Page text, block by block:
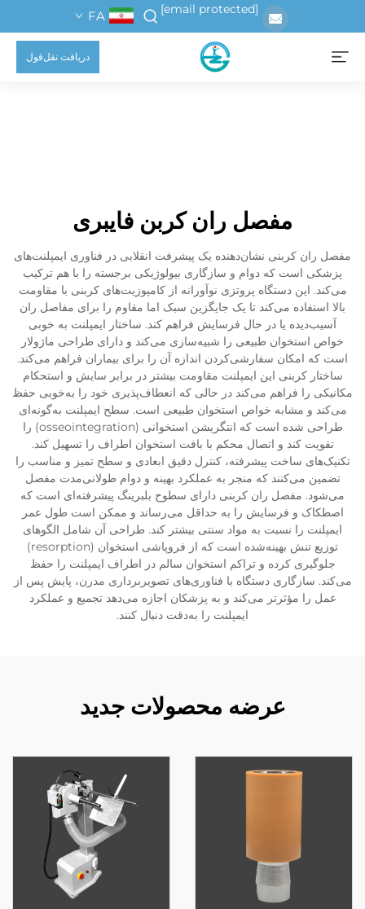
[email protected]
FA
دریافت نقل‌قول
مفصل ران کربن فایبری
مفصل ران کربنی نشان‌دهنده یک پیشرفت انقلابی در فناوری ایمپلنت‌های
پزشکی است که دوام و سازگاری بیولوژیکی برجسته را با هم ترکیب
می‌کند. این دستگاه پروتزی نوآورانه از کامپوزیت‌های کربنی با مقاومت
بالا استفاده می‌کند تا یک جایگزین سبک اما مقاوم را برای مفاصل ران
آسیب‌دیده یا در حال فرسایش فراهم کند. ساختار ایمپلنت به خوبی
خواص استخوان طبیعی را شبیه‌سازی می‌کند و دارای طراحی ماژولار
است که امکان سفارشی‌کردن اندازه آن را برای بیماران فراهم می‌کند.
ساختار کربنی این ایمپلنت مقاومت بیشتر در برابر سایش و استحکام
مکانیکی را فراهم می‌کند در حالی که انعطاف‌پذیری خود را به‌خوبی حفظ
می‌کند و مشابه خواص استخوان طبیعی است. سطح ایمپلنت به‌گونه‌ای
طراحی شده است که انتگریشن استخوانی (osseointegration) را
تقویت کند و اتصال محکم با بافت استخوان اطراف را تسهیل کند.
تکنیک‌های ساخت پیشرفته، کنترل دقیق ابعادی و سطح تمیز و مناسب را
تضمین می‌کنند که منجر به عملکرد بهینه و دوام طولانی‌مدت مفصل
می‌شود. مفصل ران کربنی دارای سطوح بلبرینگ پیشرفته‌ای است که
اصطکاک و فرسایش را به حداقل می‌رساند و ممکن است طول عمر
ایمپلنت را نسبت به مواد سنتی بیشتر کند. طراحی آن شامل الگوهای
توزیع تنش بهینه‌شده است که از فروپاشی استخوان (resorption)
جلوگیری کرده و تراکم استخوان سالم در اطراف ایمپلنت را حفظ
می‌کند. سازگاری دستگاه با فناوری‌های تصویربرداری مدرن، پایش پس از
عمل را مؤثرتر می‌کند و به پزشکان اجازه می‌دهد تجمیع و عملکرد
ایمپلنت را به‌دقت دنبال کنند.
عرضه محصولات جدید